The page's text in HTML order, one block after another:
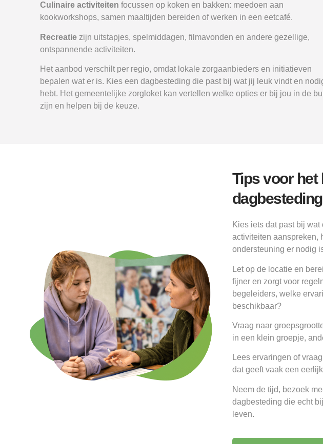
Culinaire activiteiten focussen op koken en bakken: meedoen aan
kookworkshops, samen maaltijden bereiden of werken in een eetcafé.
Recreatie zijn uitstapjes, spelmiddagen, filmavonden en andere gezellige,
ontspannende activiteiten.
Het aanbod verschilt per regio, omdat lokale zorgaanbieders en initiatieven
bepalen wat er is. Kies een dagbesteding die past bij wat jij leuk vindt en
hebt. Het gemeentelijke zorgloket kan vertellen welke opties er bij jou in de
zijn en helpen bij de keuze.
Tips voor het
dagbesteding
Kies iets dat past bij
activiteiten aanspreken,
ondersteuning er nodig
Let op de locatie en
fijner en zorgt voor
begeleiders, welke
beschikbaar?
Vraag naar
in een klein groepje,
Lees ervaringen of
dat geeft vaak een
Neem de tijd, bezoek
dagbesteding die echt
leven.